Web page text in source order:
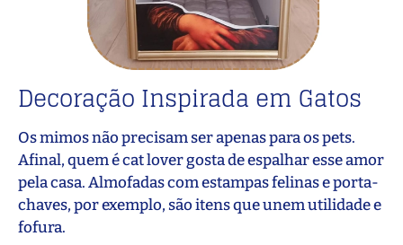
Decoração Inspirada em Gatos
Os mimos não precisam ser apenas para os pets.
Afinal, quem é cat lover gosta de espalhar esse amor
pela casa. Almofadas com estampas felinas e porta-
chaves, por exemplo, são itens que unem utilidade e
fofura.